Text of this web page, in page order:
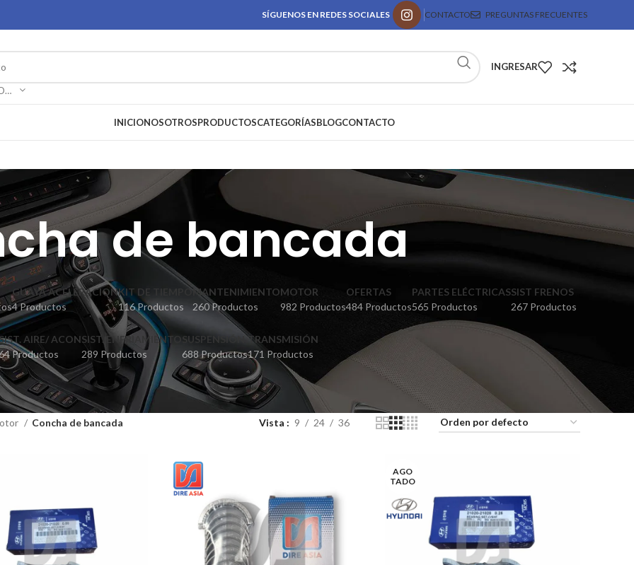
SÍGUENOS EN REDES SOCIALES CONTACTO PREGUNTAS FRECUENTES
SELECCIONAR CATEGORÍA
INGRESAR
INICIONOSOTROSPRODUCTOSCATEGORÍASBLOGCONTACTO
de bancada
GUAYA ACELERACION
4 Productos
KIT DE TIEMPO
116 Productos
MANTENIMIENTO
260 Productos
MOTOR
982 Productos
OFERTAS
484 Productos
PARTES ELÉCTRICAS
565 Productos
SIST FRENOS
267 Productos
AIRE/ ACON
Productos
SIST. ENFRIAMIENTO
289 Productos
SUSPENSIÓN
688 Productos
TRANSMISIÓN
171 Productos
Concha de bancada Vista 9 24 36
AGO
TADO